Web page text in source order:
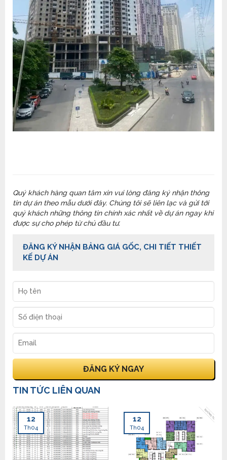
Quý khách hàng quan tâm xin vui lòng đăng ký nhận thông
tin dự án theo mẫu dưới đây. Chúng tôi sẽ liên lạc và gửi tới
quý khách những thông tin chính xác nhất về dự án ngay khi
được sự cho phép từ chủ đầu tư.
ĐĂNG KÝ NHẬN BẢNG GIÁ GỐC, CHI TIẾT THIẾT
KẾ DỰ ÁN
TIN TỨC LIÊN QUAN
12
Th04
12
Th04